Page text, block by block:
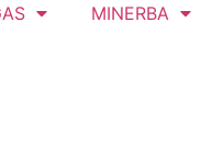
MINERBA